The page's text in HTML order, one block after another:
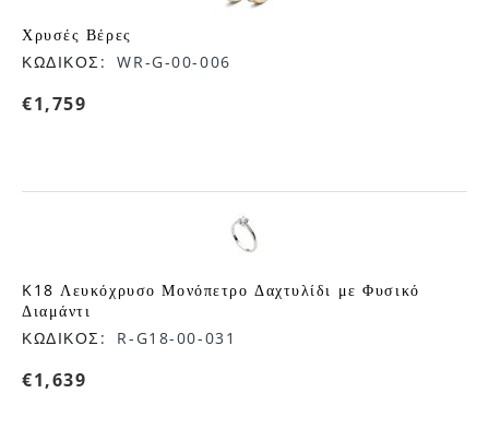
Χρυσές Βέρες
ΚΩΔΙΚΟΣ:
WR-G-00-006
€1,759
K18 Λευκόχρυσο Μονόπετρο Δαχτυλίδι με Φυσικό
Διαμάντι
ΚΩΔΙΚΟΣ:
R-G18-00-031
€1,639